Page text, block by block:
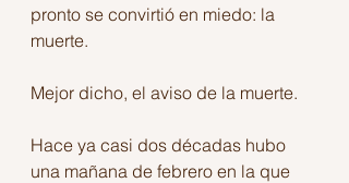
pronto se convirtió en miedo: la
muerte.
Mejor dicho, el aviso de la muerte.
Hace ya casi dos décadas hubo
una mañana de febrero en la que